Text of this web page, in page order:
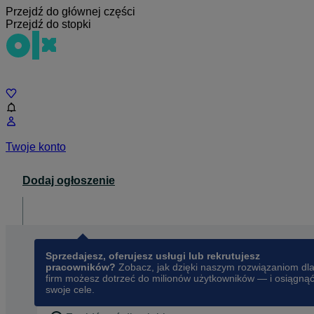
Przejdź do głównej części
Przejdź do stopki
Twoje konto
Dodaj ogłoszenie
Sprzedajesz, oferujesz usługi lub rekrutujesz
pracowników? Zobacz, jak dzięki naszym rozwiązaniom dla
firm możesz dotrzeć do milionów użytkowników — i osiągnąć
swoje cele.